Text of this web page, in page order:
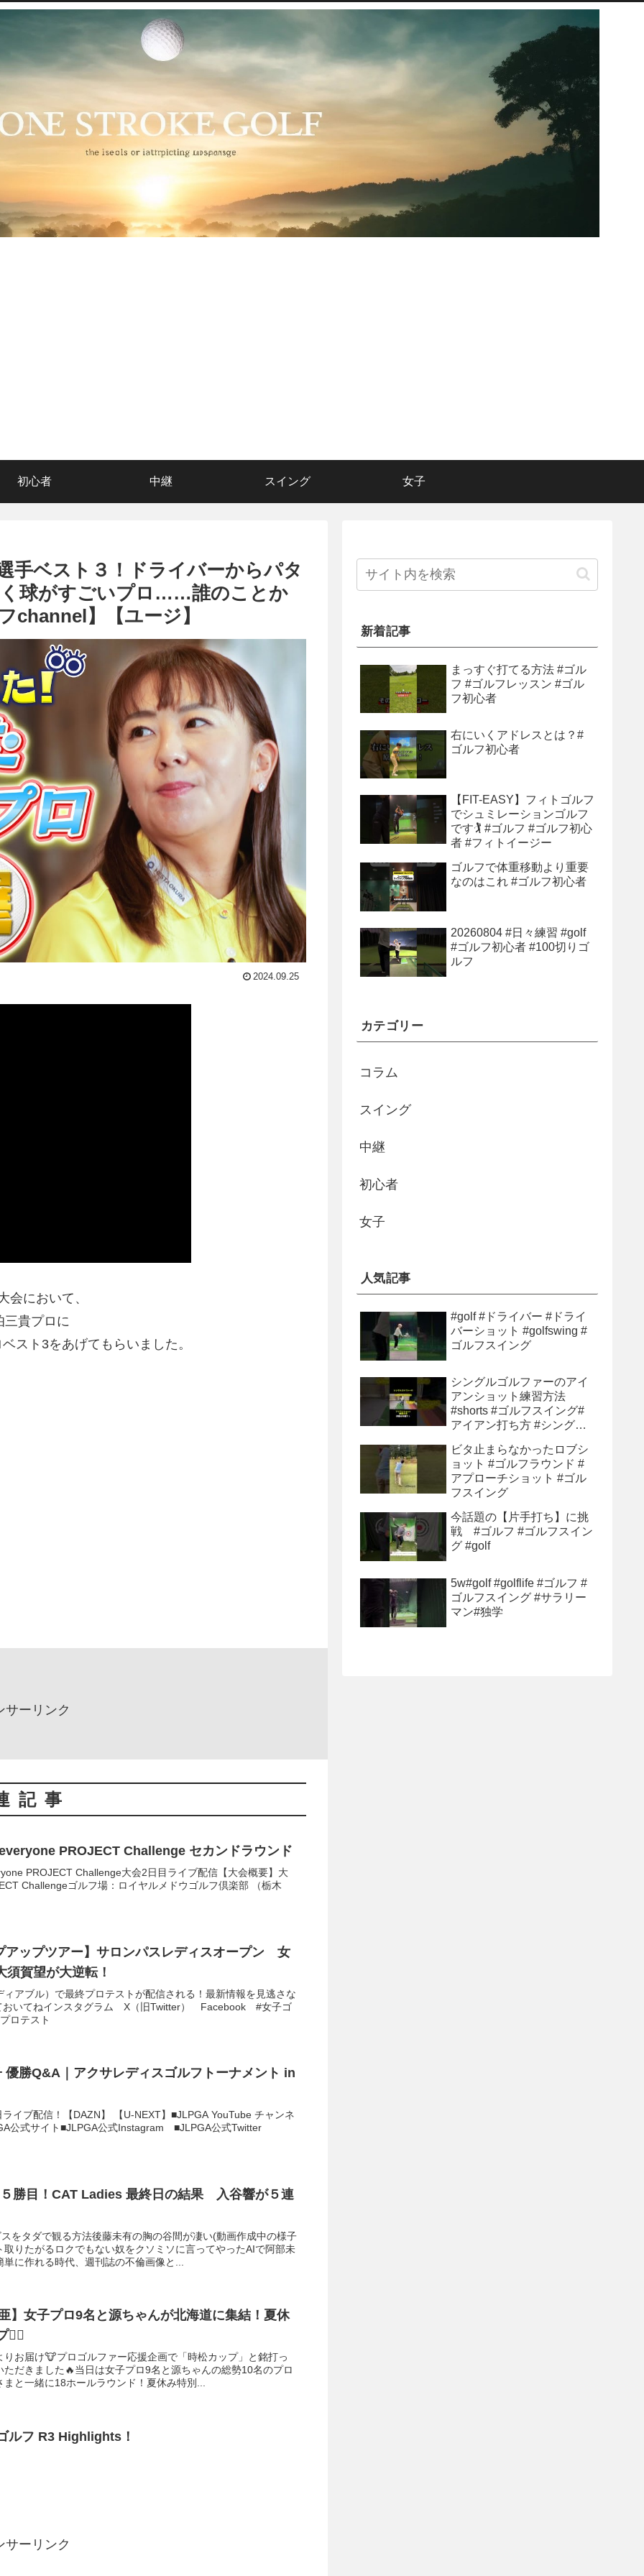
初心者 中継 スイング 女子
手ベスト３！ドライバーからパタ
球がすごいプロ……誰のことか
channel】【ユージ】
2024.09.25
会において、
三貴プロに
スト3をあげてもらいました。
サーリンク
記事
PROJECT Challenge セカンドラウンド
PROJECT Challenge大会2日目ライブ配信【大会概要】大
Challengeゴルフ場：ロイヤルメドウゴルフ倶楽部 （栃木
アップツアー】サロンパスレディスオープン 女
賀望が大逆転！
アブル）で最終プロテストが配信される！​最新情報を見逃さな
おいてねインスタグラム X（旧Twitter） Facebook #女子ゴ
ロテスト
勝Q&A｜アクサレディスゴルフトーナメント in
イブ配信！【DAZN】 【U-NEXT】■JLPGA YouTube チャンネ
公式サイト■JLPGA公式Instagram ■JLPGA公式Twitter
勝目！CAT Ladies 最終日の結果 入谷響が５連
をタダで観る方法後藤未有の胸の谷間が凄い(動画作成中の様子
りたがるロクでもない奴をクソミソに言ってやったAIで阿部未
に作れる時代、週刊誌の不倫画像と...
】女子プロ9名と源ちゃんが北海道に集結！夏休
❤️‍🔥
お届け🐮プロゴルファー応援企画で「時松カップ」と銘打っ
だきました🔥当日は女子プロ9名と源ちゃんの総勢10名のプロ
と一緒に18ホールラウンド！夏休み特別...
ルフ R3 Highlights！
サーリンク
新着記事
まっすぐ打てる方法 #ゴル
フ #ゴルフレッスン #ゴル
フ初心者
右にいくアドレスとは？#
ゴルフ初心者
【FIT-EASY】フィトゴルフ
でシュミレーションゴルフ
です🏌️ #ゴルフ #ゴルフ初心
者 #フィトイージー
ゴルフで体重移動より重要
なのはこれ #ゴルフ初心者
20260804 #日々練習 #golf
#ゴルフ初心者 #100切りゴ
ルフ
カテゴリー
コラム
スイング
中継
初心者
女子
人気記事
#golf #ドライバー #ドライ
バーショット #golfswing #
ゴルフスイング
シングルゴルファーのアイ
アンショット練習方法
#shorts #ゴルフスイング#
アイアン打ち方 #シングル
ゴルフ練習方法
ビタ止まらなかったロブシ
ョット #ゴルフラウンド #
アプローチショット #ゴル
フスイング
今話題の【片手打ち】に挑
戦 #ゴルフ #ゴルフスイン
グ #golf
5w#golf #golflife #ゴルフ #
ゴルフスイング #サラリー
マン#独学